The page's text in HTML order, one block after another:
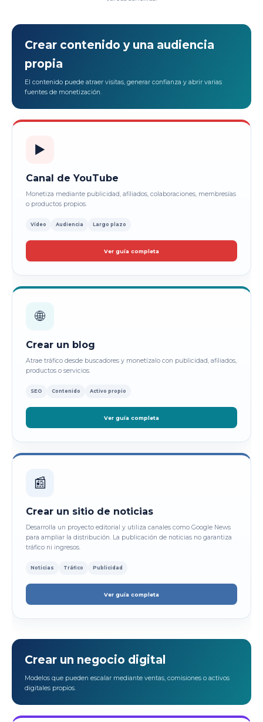
Crear contenido y una audiencia
propia
El contenido puede atraer visitas, generar confianza y abrir varias
fuentes de monetización.
▶️
Canal de YouTube
Monetiza mediante publicidad, afiliados, colaboraciones, membresías
o productos propios.
Vídeo Audiencia Largo plazo
Ver guía completa
🌐
Crear un blog
Atrae tráfico desde buscadores y monetízalo con publicidad, afiliados,
productos o servicios.
SEO Contenido Activo propio
Ver guía completa
📰
Crear un sitio de noticias
Desarrolla un proyecto editorial y utiliza canales como Google News
para ampliar la distribución. La publicación de noticias no garantiza
tráfico ni ingresos.
Noticias Tráfico Publicidad
Ver guía completa
Crear un negocio digital
Modelos que pueden escalar mediante ventas, comisiones o activos
digitales propios.